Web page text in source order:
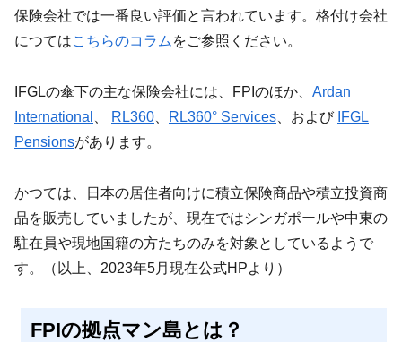
保険会社では一番良い評価と言われています。格付け会社
につてはこちらのコラム をご参照ください。
IFGLの傘下の主な保険会社には、FPIのほか、 Ardan
International
RL360 RL360° Services 、および IFGL
Pensionsがあります。
かつては、日本の居住者向けに積立保険商品や積立投資商
品を販売していましたが、現在ではシンガポールや中東の
駐在員や現地国籍の方たちのみを対象としているようで
す。（以上、2023年5月現在公式HPより）
FPIの拠点マン島とは？